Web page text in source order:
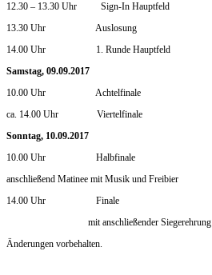
12.30 – 13.30 Uhr Sign-In Hauptfeld
13.30 Uhr Auslosung
14.00 Uhr 1. Runde Hauptfeld
Samstag, 09.09.2017
10.00 Uhr Achtelfinale
ca. 14.00 Uhr Viertelfinale
Sonntag, 10.09.2017
10.00 Uhr Halbfinale
anschließend Matinee mit Musik und Freibier
14.00 Uhr Finale
mit anschließender Siegerehrung
Änderungen vorbehalten.